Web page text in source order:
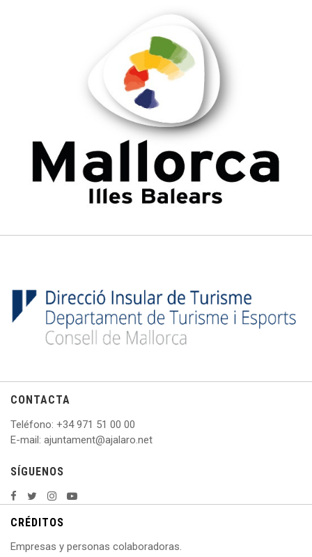
CONTACTA
Teléfono: +34 971 51 00 00
E-mail: ajuntament@ajalaro.net
SÍGUENOS
CRÉDITOS
Empresas y personas colaboradoras.